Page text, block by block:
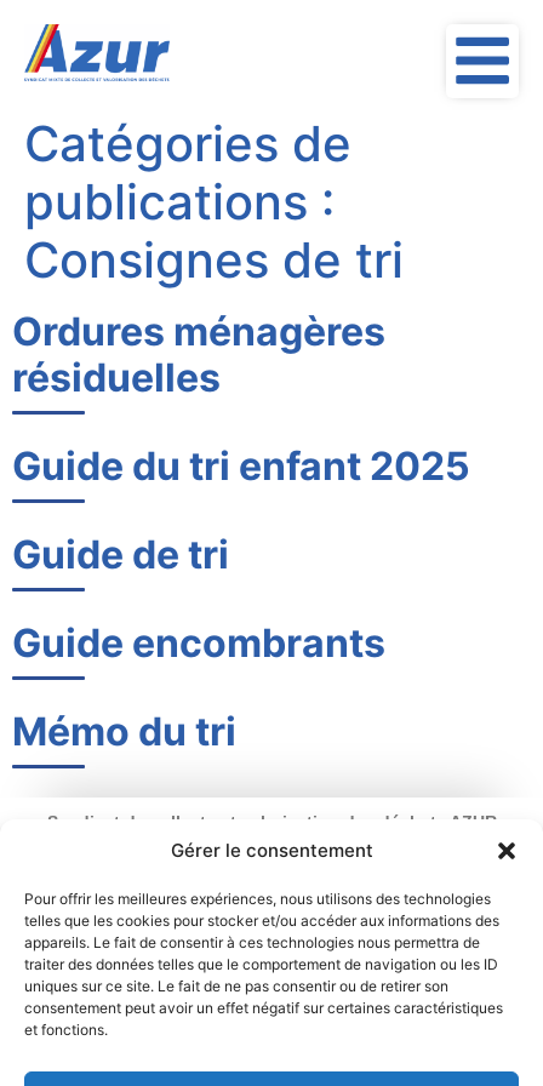
Gérer le consentement
Pour offrir les meilleures expériences, nous utilisons des technologies
telles que les cookies pour stocker et/ou accéder aux informations des
appareils. Le fait de consentir à ces technologies nous permettra de
traiter des données telles que le comportement de navigation ou les ID
uniques sur ce site. Le fait de ne pas consentir ou de retirer son
consentement peut avoir un effet négatif sur certaines caractéristiques
et fonctions.
principal
Catégories de
publications :
Consignes de tri
Ordures ménagères
résiduelles
Guide du tri enfant 2025
Guide de tri
Guide encombrants
Mémo du tri
Syndicat de collecte et valorisation des déchets AZUR
Ouverture : du lundi au vendredi
2 rue du Chemin Vert – 95100 Argenteuil
01 34 11 70 31
Mentions légales Politique de cookies
Déclaration de confidentialité